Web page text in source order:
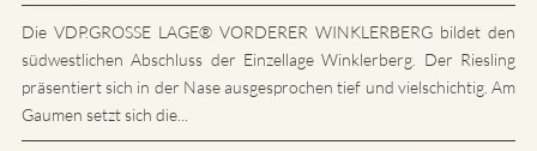
Die VDP.GROSSE LAGE® VORDERER WINKLERBERG bildet den
südwestlichen Abschluss der Einzellage Winklerberg. Der Riesling
präsentiert sich in der Nase ausgesprochen tief und vielschichtig. Am
Gaumen setzt sich die...